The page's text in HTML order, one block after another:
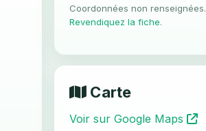
Coordonnées non renseignées.
Revendiquez la fiche.
Carte
Voir sur Google Maps